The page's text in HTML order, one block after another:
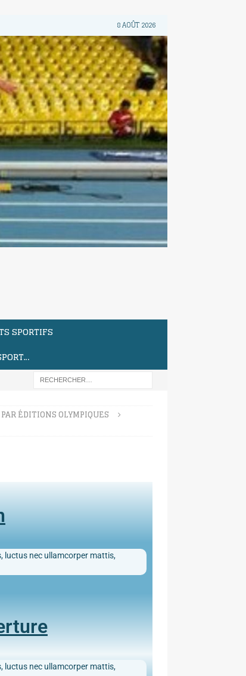
8 AOÛT 2026
SPORTIFS
PAR ÉDITIONS OLYMPIQUES
luctus nec ullamcorper mattis,
luctus nec ullamcorper mattis,